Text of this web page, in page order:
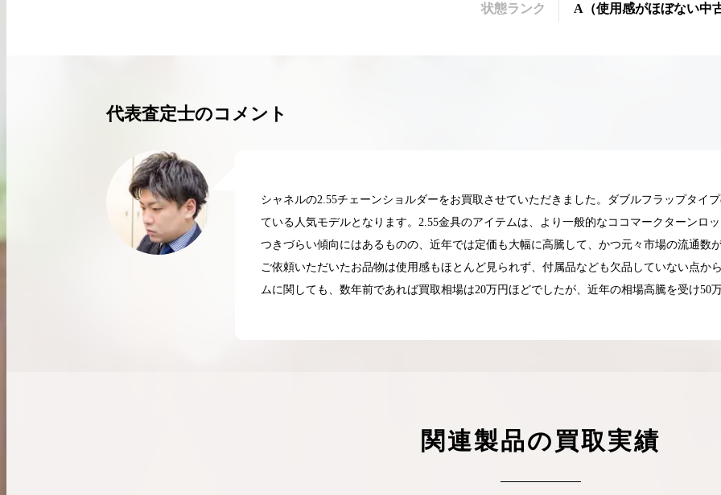
2025.05.16 2025.05.13
状態ランク
A （使用感がほぼない中
代表査定士のコメント
シャネルの2.55チェーンショルダーをお買取させていただきました。ダブルフラップタイ
ている人気モデルとなります。2.55金具のアイテムは、より一般的なココマークターンロ
つきづらい傾向にはあるものの、近年では定価も大幅に高騰して、かつ元々市場の流通数
ご依頼いただいたお品物は使用感もほとんど見られず、付属品なども欠品していない点か
ムに関しても、数年前であれば買取相場は20万円ほどでしたが、近年の相場高騰を受け50
関連製品の買取実績